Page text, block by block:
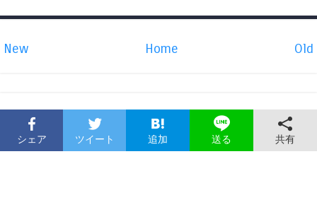
New Old
Home
シェア ツイート 追加 送る 共有